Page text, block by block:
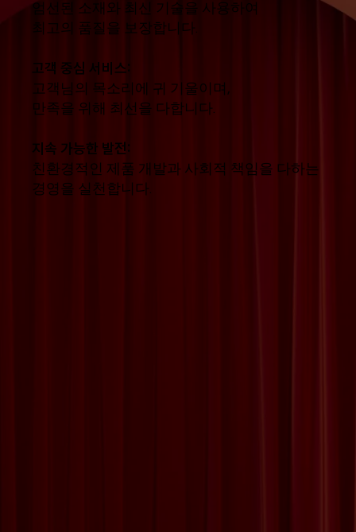
엄선된 소재와 최신 기술을 사용하여
최고의 품질을 보장합니다.
고객 중심 서비스:
고객님의 목소리에 귀 기울이며,
만족을 위해 최선을 다합니다.
지속 가능한 발전:
친환경적인 제품 개발과 사회적 책임을 다하는
경영을 실천합니다.